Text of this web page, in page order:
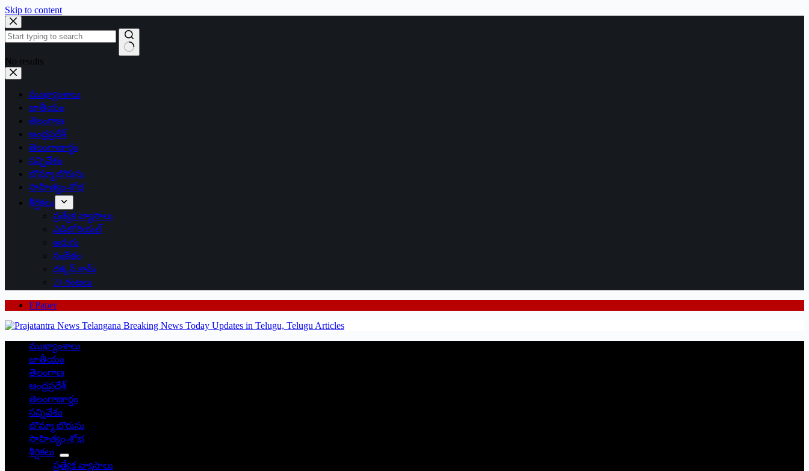
Skip to content
No results
ముఖ్యాంశాలు
జాతీయం
తెలంగాణ
ఆంధ్రప్రదేశ్
తెలంగాణార్థం
సన్నివేశం
బొమ్మా బొరుసు
సాహిత్యం-శోభ
శీర్షికలు
ప్రత్యేక వ్యాసాలు
ఎడిటోరియల్
అరుగు
సంకేతం
దక్కన్.కామ్
24 గంటలు
EPaper
ముఖ్యాంశాలు
జాతీయం
తెలంగాణ
ఆంధ్రప్రదేశ్
తెలంగాణార్థం
సన్నివేశం
బొమ్మా బొరుసు
సాహిత్యం-శోభ
శీర్షికలు
ప్రత్యేక వ్యాసాలు